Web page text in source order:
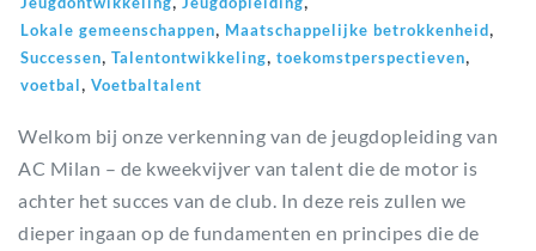
Lokale gemeenschappen, Maatschappelijke betrokkenheid,
Successen, Talentontwikkeling, toekomstperspectieven,
voetbal, Voetbaltalent
Welkom bij onze verkenning van de jeugdopleiding van
AC Milan – de kweekvijver van talent die de motor is
achter het succes van de club. In deze reis zullen we
dieper ingaan op de fundamenten en principes die de